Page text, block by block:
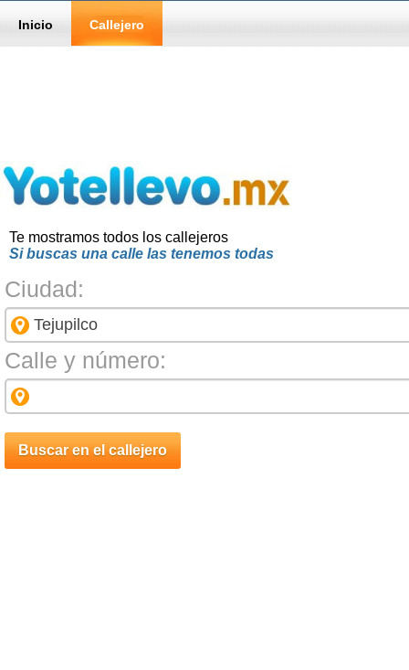
Inicio Callejero
Te mostramos todos los callejeros
Si buscas una calle las tenemos todas
Ciudad:
Calle y número: